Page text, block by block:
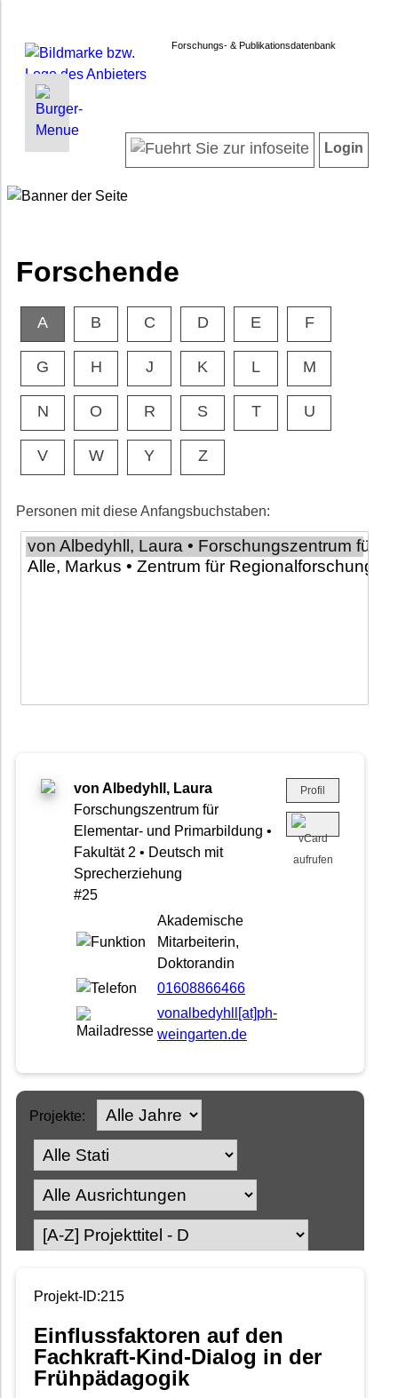
Forschungs- & Publikationsdatenbank
INFORMATIONEN | SUCHEN
Suche in Projekten
Impressum
Datenschutz
LOGIN
Login
Forschende
A B C D E F
G H J K L M
N O R S T U
V W Y Z
Personen mit diese Anfangsbuchstaben:
von Albedyhll, Laura
Forschungszentrum für
Elementar- und Primarbildung •
Fakultät 2 • Deutsch mit
Sprecherziehung
#25
Akademische
Mitarbeiterin,
Doktorandin
01608866466
vonalbedyhll[at]ph-
weingarten.de
Profil
Projekte:
Projekt-ID:215
Einflussfaktoren auf den
Fachkraft-Kind-Dialog in der
Frühpädagogik